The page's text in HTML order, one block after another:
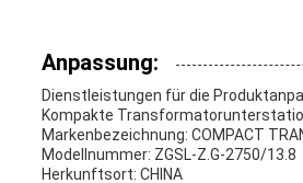
Anpassung:
Dienstleistungen für die
Kompakte
Markenbezeichnung: COMPACT
Modellnummer: ZGSL-Z.G-2750/13.8
Herkunftsort: CHINA